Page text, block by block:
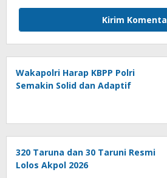
Wakapolri Harap KBPP Polri
Semakin Solid dan Adaptif
320 Taruna dan 30 Taruni Resmi
Lolos Akpol 2026